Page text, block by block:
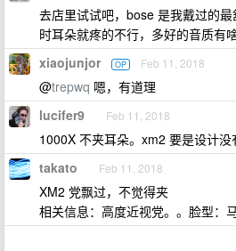
去店里试试吧，bose 是我戴过的
时耳朵就疼的不行，多好的音质有
xiaojunjor OP Feb 11, 2018
@trepwq 嗯，有道理
lucifer9 Feb 11, 2018
1000X 不夹耳朵。xm2 要是设计
takato Feb 11, 2018
XM2 党飘过，不觉得夹
相关信息：高度近视党。。脸型：马